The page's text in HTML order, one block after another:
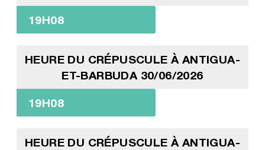
19H08
HEURE DU CRÉPUSCULE À ANTIGUA-
ET-BARBUDA 30/06/2026
19H08
HEURE DU CRÉPUSCULE À ANTIGUA-